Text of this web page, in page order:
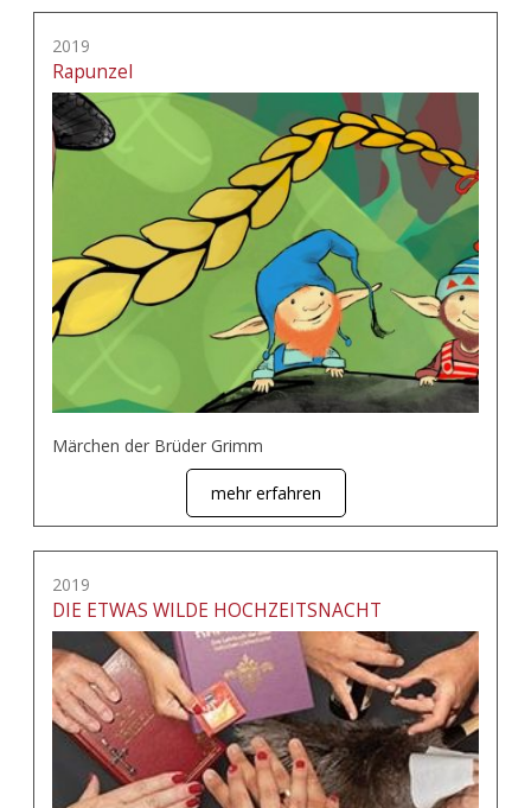
2019
Rapunzel
Märchen der Brüder Grimm
mehr erfahren
2019
DIE ETWAS WILDE HOCHZEITSNACHT